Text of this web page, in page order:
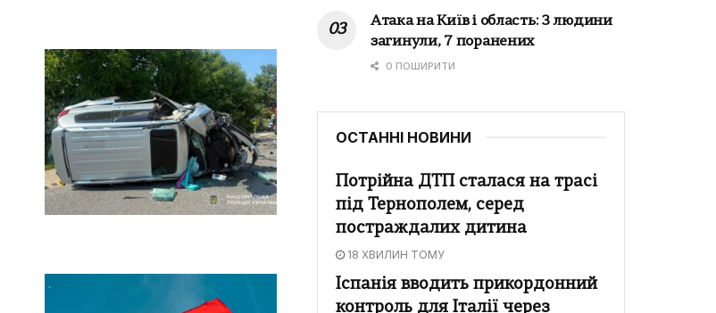
Атака на Київ і область: 3 людини
загинули, 7 поранених
0 ПОШИРИТИ
ОСТАННІ НОВИНИ
Потрійна ДТП сталася на трасі
під Тернополем, серед
постраждалих дитина
18 ХВИЛИН ТОМУ
Іспанія вводить прикордонний
контроль для Італії через